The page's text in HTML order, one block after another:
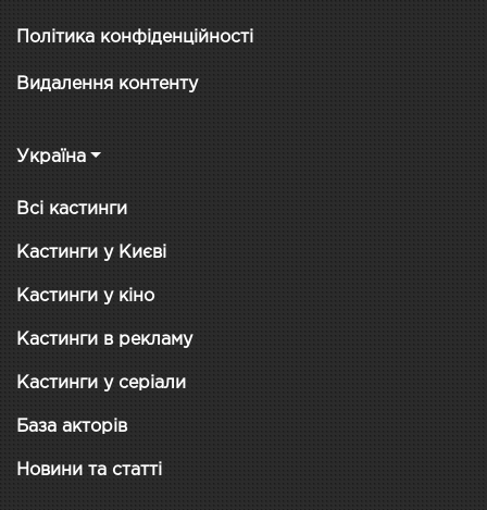
Політика конфіденційності
Видалення контенту
Україна
Всі кастинги
Кастинги у Києві
Кастинги у кіно
Кастинги в рекламу
Кастинги у серіали
База акторів
Новини та статті